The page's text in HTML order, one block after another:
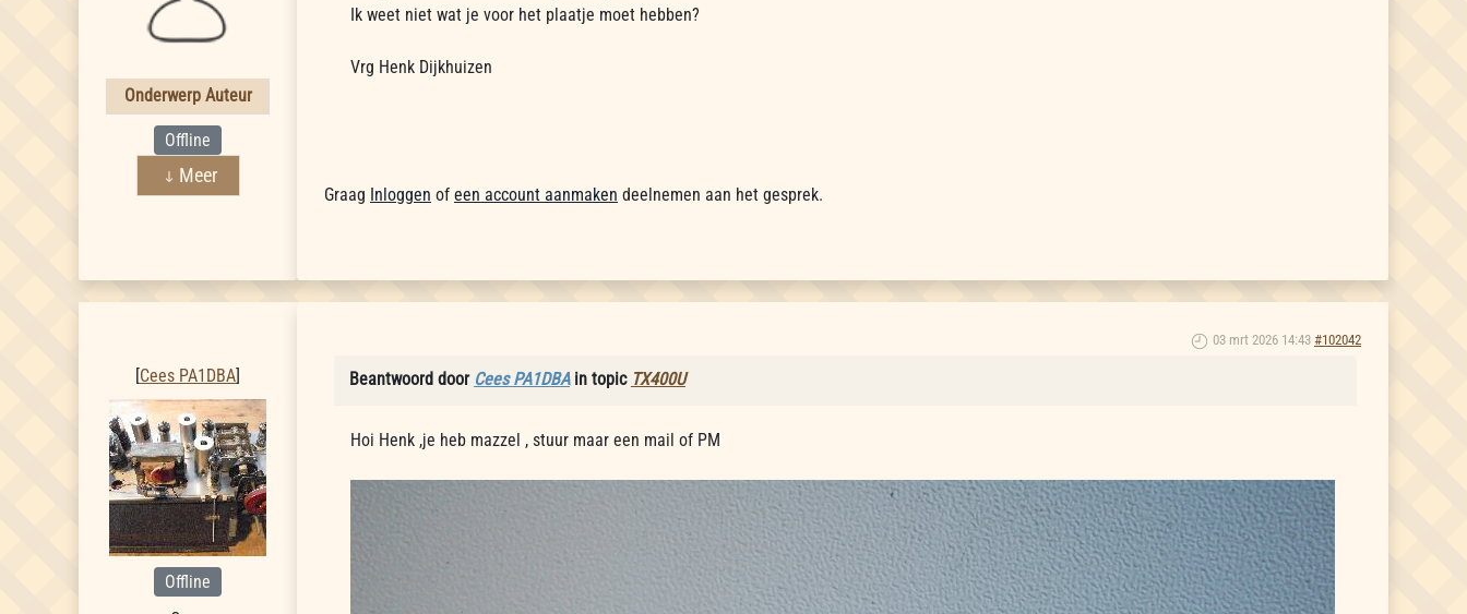
Onderwerp Auteur
Offline
Meer
Ik weet niet wat je voor het plaatje moet hebben?
Vrg Henk Dijkhuizen
Graag Inloggen of een account aanmaken deelnemen aan het gesprek.
[Cees PA1DBA]
Offline
03 mrt 2026 14:43 #102042
Beantwoord door Cees PA1DBAin topic TX400U
Hoi Henk ,je heb mazzel , stuur maar een mail of PM